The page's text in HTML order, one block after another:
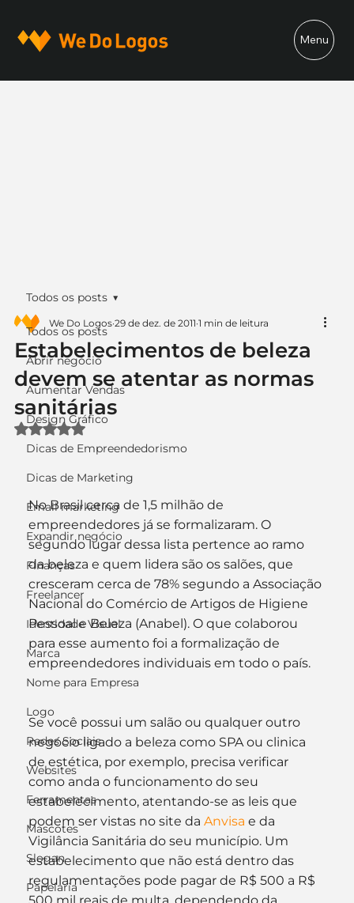
Menu
Todos os posts
Abrir negócio
Aumentar Vendas
Design Gráfico
Dicas de Empreendedorismo
Dicas de Marketing
Email marketing
Expandir negócio
Finanças
Freelancer
Identidade Visual
Marca
Nome para Empresa
Logo
Redes Sociais
Websites
Ferramentas
Mascotes
Slogan
Papelaria
Todos os posts
Estabelecimentos de beleza
devem se atentar as normas
sanitárias
We Do Logos 29 de dez. de 2011 1 min de leitura
Avaliado com NaN de 5 estrelas.
No Brasil cerca de 1,5 milhão de
empreendedores já se formalizaram. O
segundo lugar dessa lista pertence ao ramo
da beleza e quem lidera são os salões, que
cresceram cerca de 78% segundo a Associação
Nacional do Comércio de Artigos de Higiene
Pessoal e Beleza (Anabel). O que colaborou
para esse aumento foi a formalização de
empreendedores individuais em todo o país.
Se você possui um salão ou qualquer outro
negócio ligado a beleza como SPA ou clinica
de estética, por exemplo, precisa verificar
como anda o funcionamento do seu
estabelecimento, atentando-se as leis que
podem ser vistas no site da Anvisa e da
Vigilância Sanitária do seu município. Um
estabelecimento que não está dentro das
regulamentações pode pagar de R$ 500 a R$